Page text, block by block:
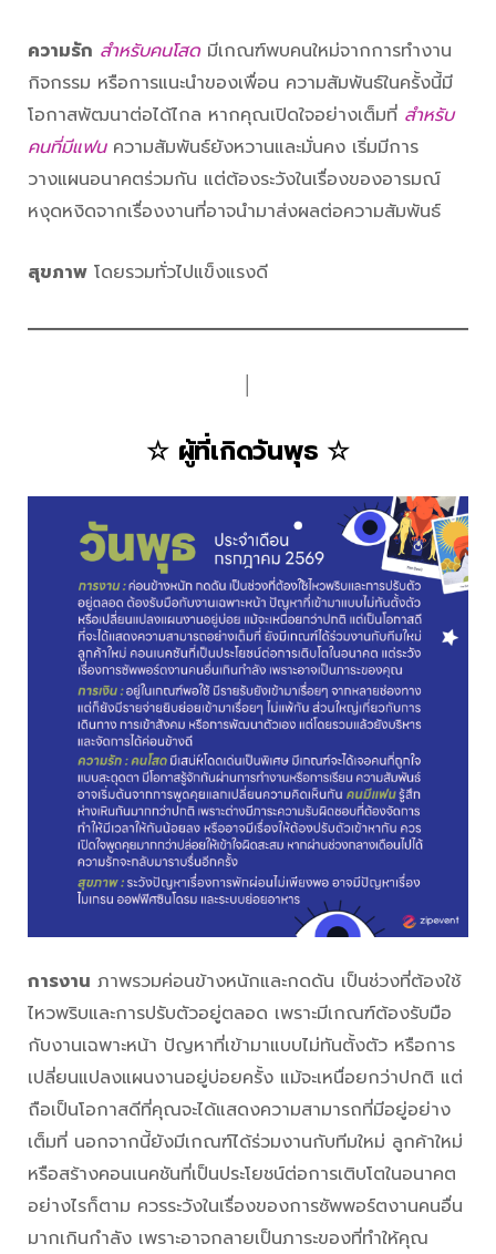
ความรัก สำหรับคนโสดมีเกณฑ์พบคนใหม่จากการทำงาน
กิจกรรม หรือการแนะนำของเพื่อน ความสัมพันธ์ในครั้งนี้มี
โอกาสพัฒนาต่อได้ไกล หากคุณเปิดใจอย่างเต็มที่ สำหรับ
คนที่มีแฟนความสัมพันธ์ยังหวานและมั่นคง เริ่มมีการ
วางแผนอนาคตร่วมกัน แต่ต้องระวังในเรื่องของอารมณ์
หงุดหงิดจากเรื่องงานที่อาจนำมาส่งผลต่อความสัมพันธ์
สุขภาพ โดยรวมทั่วไปแข็งแรงดี
☆ ผู้ที่เกิดวันพุธ ☆
การงาน ภาพรวมค่อนข้างหนักและกดดัน เป็นช่วงที่ต้องใช้
ไหวพริบและการปรับตัวอยู่ตลอด เพราะมีเกณฑ์ต้องรับมือ
กับงานเฉพาะหน้า ปัญหาที่เข้ามาแบบไม่ทันตั้งตัว หรือการ
เปลี่ยนแปลงแผนงานอยู่บ่อยครั้ง แม้จะเหนื่อยกว่าปกติ แต่
ถือเป็นโอกาสดีที่คุณจะได้แสดงความสามารถที่มีอยู่อย่าง
เต็มที่ นอกจากนี้ยังมีเกณฑ์ได้ร่วมงานกับทีมใหม่ ลูกค้าใหม่
หรือสร้างคอนเนคชันที่เป็นประโยชน์ต่อการเติบโตในอนาคต
อย่างไรก็ตาม ควรระวังในเรื่องของการซัพพอร์ตงานคนอื่น
มากเกินกำลัง เพราะอาจกลายเป็นภาระของที่ทำให้คุณ